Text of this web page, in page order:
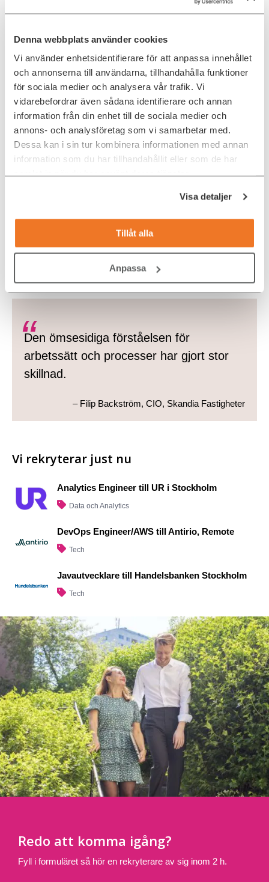
Denna webbplats använder cookies
Vi använder enhetsidentifierare för att anpassa innehållet
och annonserna till användarna, tillhandahålla funktioner
för sociala medier och analysera vår trafik. Vi
vidarebefordrar även sådana identifierare och annan
information från din enhet till de sociala medier och
annons- och analysföretag som vi samarbetar med.
Dessa kan i sin tur kombinera informationen med annan
information som du har tillhandahållit eller som de har
samlat in när du har använt deras tjänster.
Visa detaljer
Tillåt alla
Anpassa
bransch med hög kompetens inom tech.
– Jessica Wikander, Delivery Manager på ICA
Den ömsesidiga förståelsen för
arbetssätt och processer har gjort stor
skillnad.
– Filip Backström, CIO, Skandia Fastigheter
Vi rekryterar just nu
Analytics Engineer till UR i Stockholm
Data och Analytics
DevOps Engineer/AWS till Antirio, Remote
Tech
Javautvecklare till Handelsbanken Stockholm
Tech
Redo att komma igång?
Fyll i formuläret så hör en rekryterare av sig inom 2 h.